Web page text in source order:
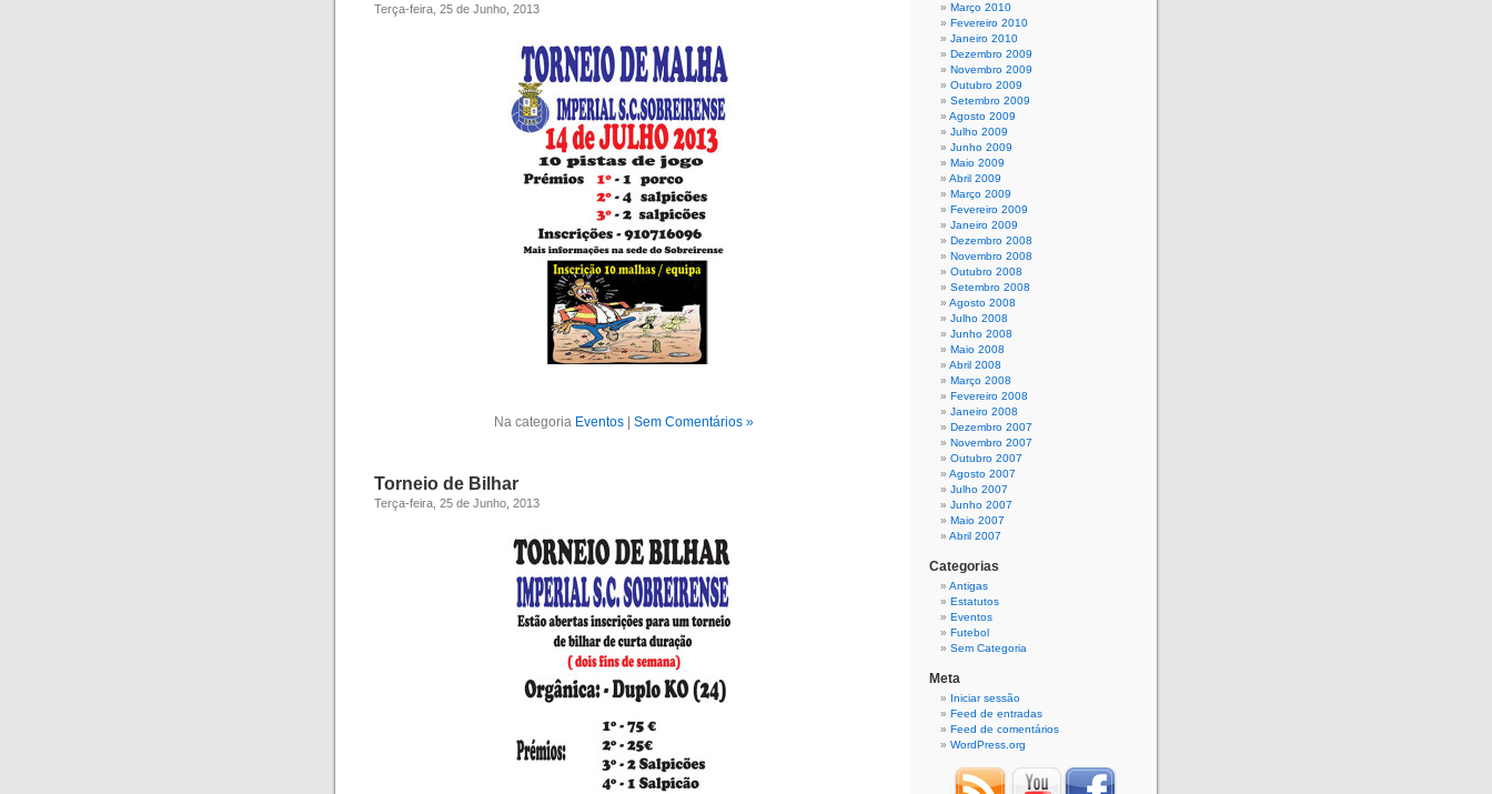
Terça-feira, 25 de Junho, 2013
Na categoria Eventos Sem Comentários »
Torneio de Bilhar
Terça-feira, 25 de Junho, 2013
Março 2010
Fevereiro 2010
Janeiro 2010
Dezembro 2009
Novembro 2009
Outubro 2009
Setembro 2009
Agosto 2009
Julho 2009
Junho 2009
Maio 2009
Abril 2009
Março 2009
Fevereiro 2009
Janeiro 2009
Dezembro 2008
Novembro 2008
Outubro 2008
Setembro 2008
Agosto 2008
Julho 2008
Junho 2008
Maio 2008
Abril 2008
Março 2008
Fevereiro 2008
Janeiro 2008
Dezembro 2007
Novembro 2007
Outubro 2007
Agosto 2007
Julho 2007
Junho 2007
Maio 2007
Abril 2007
Categorias
Antigas
Estatutos
Eventos
Futebol
Sem Categoria
Meta
Iniciar sessão
Feed de entradas
Feed de comentários
WordPress.org